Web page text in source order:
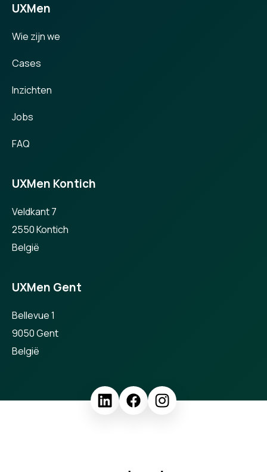
UXMen
Wie zijn we
Cases
Inzichten
Jobs
FAQ
UXMen Kontich
Veldkant 7
2550 Kontich
België
UXMen Gent
Bellevue 1
9050 Gent
België